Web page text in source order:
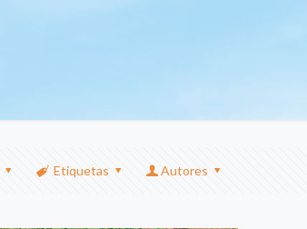
Etiquetas Autores